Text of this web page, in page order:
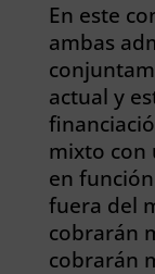
En este
ambas
actual y
mixto con
en
fuera del
cobrarán
cobrarán